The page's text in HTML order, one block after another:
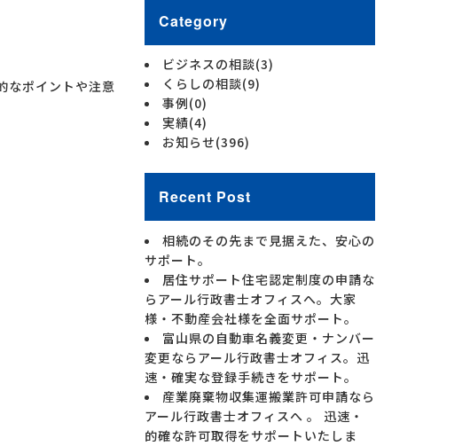
なポイントや注意
Category
ビジネスの相談(3)
くらしの相談(9)
事例(0)
実績(4)
お知らせ(396)
Recent Post
相続のその先まで見据えた、安心の
サポート。
居住サポート住宅認定制度の申請な
らアール行政書士オフィスへ。大家
様・不動産会社様を全面サポート。
富山県の自動車名義変更・ナンバー
変更ならアール行政書士オフィス。迅
速・確実な登録手続きをサポート。
産業廃棄物収集運搬業許可申請なら
アール行政書士オフィスへ 。 迅速・
的確な許可取得をサポートいたしま